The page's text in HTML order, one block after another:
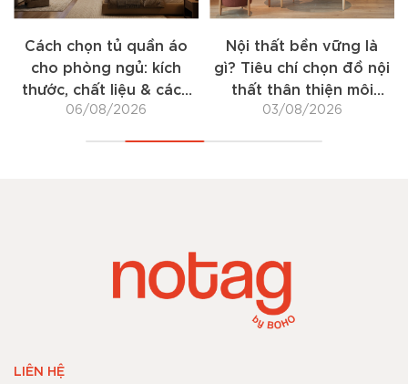
Cách chọn tủ quần áo
cho phòng ngủ: kích
thước, chất liệu & cách
bố trí
06/08/2026
Nội thất bền vững là
gì? Tiêu chí chọn đồ nội
thất thân thiện môi
trường
03/08/2026
LIÊN HỆ